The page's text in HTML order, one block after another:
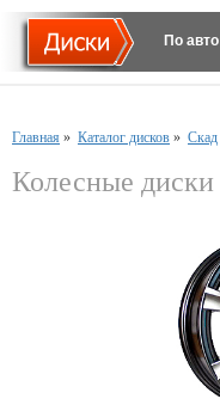
По авто
Главная » Каталог дисков » Скад
Колесные диски